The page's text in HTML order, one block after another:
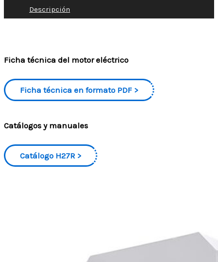
Descripción
Ficha técnica del motor eléctrico
Ficha técnica en formato PDF
Catálogos y manuales
Catálogo H27R